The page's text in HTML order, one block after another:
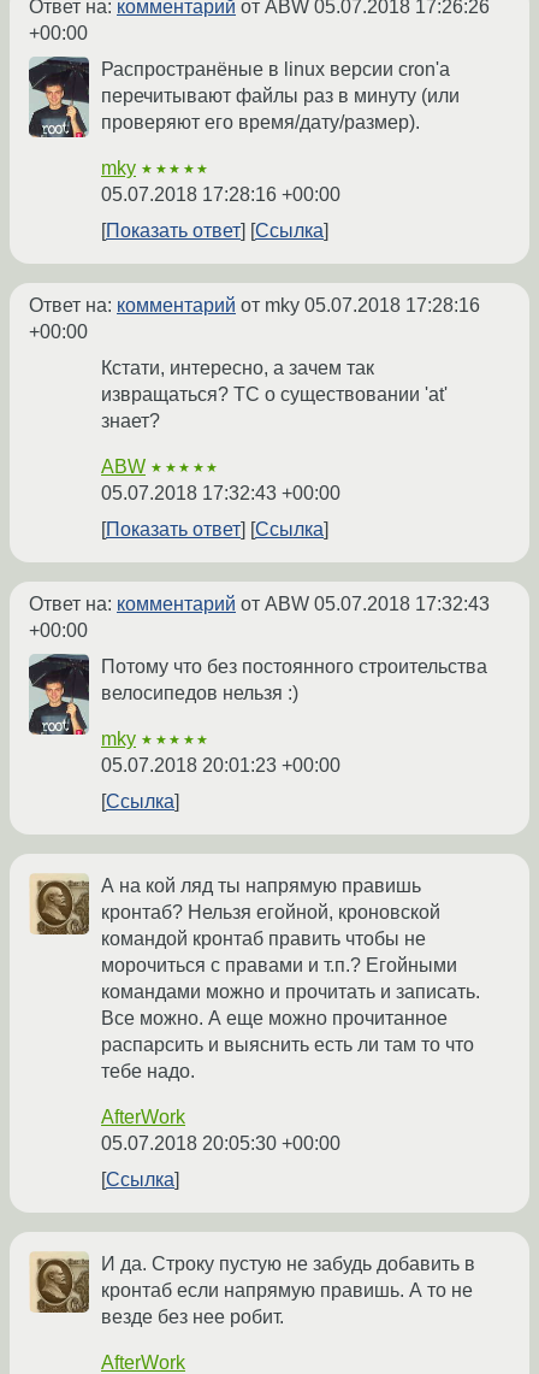
Ответ на: комментарий от ABW 05.07.2018 17:26:26
+00:00
Распространёные в linux версии cron'а
перечитывают файлы раз в минуту (или
проверяют его время/дату/размер).
mky ★★★★★
05.07.2018 17:28:16 +00:00
Показать ответ
Ссылка
Ответ на: комментарий от mky 05.07.2018 17:28:16
+00:00
Кстати, интересно, а зачем так
извращаться? ТС о существовании 'at'
знает?
ABW ★★★★★
05.07.2018 17:32:43 +00:00
Показать ответ
Ссылка
Ответ на: комментарий от ABW 05.07.2018 17:32:43
+00:00
Потому что без постоянного строительства
велосипедов нельзя :)
mky ★★★★★
05.07.2018 20:01:23 +00:00
Ссылка
А на кой ляд ты напрямую правишь
кронтаб? Нельзя егойной, кроновской
командой кронтаб править чтобы не
морочиться с правами и т.п.? Егойными
командами можно и прочитать и записать.
Все можно. А еще можно прочитанное
распарсить и выяснить есть ли там то что
тебе надо.
AfterWork
05.07.2018 20:05:30 +00:00
Ссылка
И да. Строку пустую не забудь добавить в
кронтаб если напрямую правишь. А то не
везде без нее робит.
AfterWork